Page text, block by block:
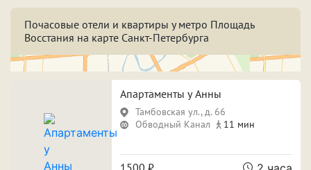
Поводы
Свидание
Поспать и отдохнуть
Для новобрачных
Фотосессия
Вечеринка
Почасовые отели и квартиры у метро Площадь
Восстания на карте Санкт-Петербурга
Апартаменты у Анны
Тамбовская ул., д. 66
Обводный Канал
11 мин
1500 ₽